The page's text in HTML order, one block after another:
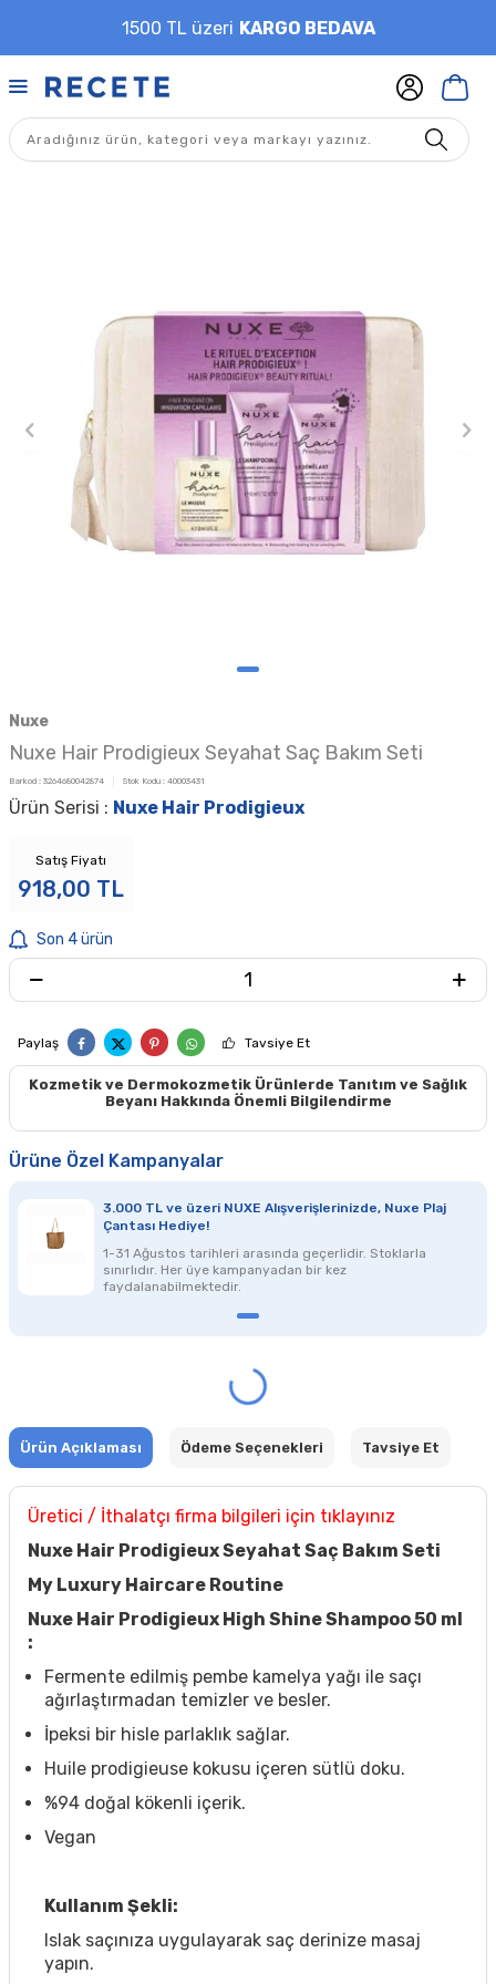
1500 TL üzeri KARGO BEDAVA
Nuxe
Nuxe Hair Prodigieux Seyahat Saç Bakım Seti
Barkod : 3264680042874 Stok Kodu : 40003431
Ürün Serisi : Nuxe Hair Prodigieux
Satış Fiyatı
918,00 TL
Son 4 ürün
Paylaş Tavsiye Et
Kozmetik ve Dermokozmetik Ürünlerde Tanıtım ve Sağlık
Beyanı Hakkında Önemli Bilgilendirme
Ürüne Özel Kampanyalar
3.000 TL ve üzeri NUXE Alışverişlerinizde, Nuxe Plaj
Çantası Hediye!
1-31 Ağustos tarihleri arasında geçerlidir. Stoklarla
sınırlıdır. Her üye kampanyadan bir kez
faydalanabilmektedir.
Ürün Açıklaması Ödeme Seçenekleri Tavsiye Et
Üretici / İthalatçı firma bilgileri için tıklayınız
Nuxe Hair Prodigieux Seyahat Saç Bakım Seti
My Luxury Haircare Routine
Nuxe Hair Prodigieux High Shine Shampoo 50 ml
:
Fermente edilmiş pembe kamelya yağı ile saçı
ağırlaştırmadan temizler ve besler.
İpeksi bir hisle parlaklık sağlar.
Huile prodigieuse kokusu içeren sütlü doku.
%94 doğal kökenli içerik.
Vegan
Kullanım Şekli:
Islak saçınıza uygulayarak saç derinize masaj
yapın.